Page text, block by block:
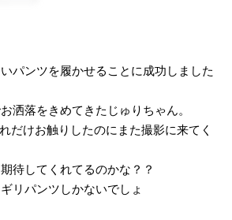
パンツを履かせることに成功しました
洒落をきめてきたじゅりちゃん。
だけお触りしたのにまた撮影に来てく
待してくれてるのかな？？
リパンツしかないでしょ